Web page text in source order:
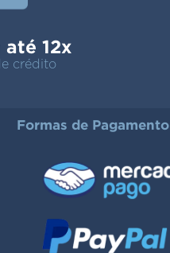
até 12x
crédito
Formas de Pagamento